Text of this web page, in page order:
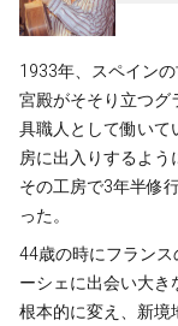
1933年、スペイン
宮殿がそそり立つグ
具職人として働い
房に出入りするよう
その工房で3年半修
った。
44歳の時にフラン
ーシェに出会い大
根本的に変え、新境